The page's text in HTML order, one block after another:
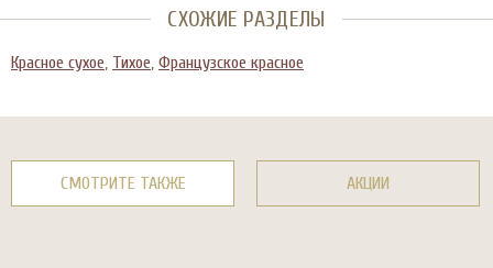
СХОЖИЕ РАЗДЕЛЫ
Красное сухое, Тихое, Французское красное
СМОТРИТЕ ТАКЖЕ АКЦИИ